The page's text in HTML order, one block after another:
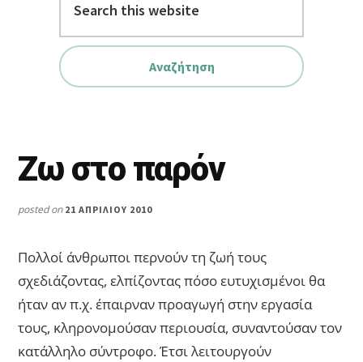
website
Ζω στο παρόν
posted on 21 ΑΠΡΙΛΊΟΥ 2010
Πολλοί άνθρωποι περνούν τη ζωή τους
σχεδιάζοντας, ελπίζοντας πόσο ευτυχισμένοι θα
ήταν αν π.χ. έπαιρναν προαγωγή στην εργασία
τους, κληρονομούσαν περιουσία, συναντούσαν τον
κατάλληλο σύντροφο. Έτσι λειτουργούν